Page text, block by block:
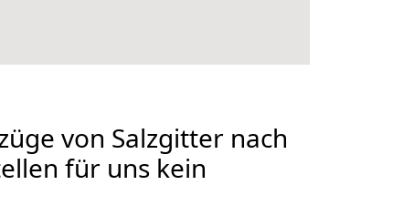
von Salzgitter nach
für uns kein